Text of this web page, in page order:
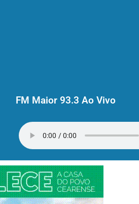
FM Maior 93.3 Ao Vivo